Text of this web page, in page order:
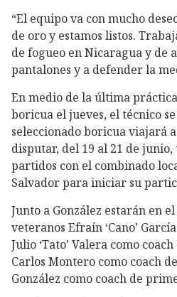
“El equipo va con mucho
de oro y estamos listos.
de fogueo en Nicaragua y de
pantalones y a defender la
En medio de la última
boricua el jueves, el técnico
seleccionado boricua viajará
disputar, del 19 al 21 de
partidos con el combinado
Salvador para iniciar su
Junto a González estarán en
veteranos Efraín ‘Cano’
Julio ‘Tato’ Valera como
Carlos Montero como coach
González como coach de